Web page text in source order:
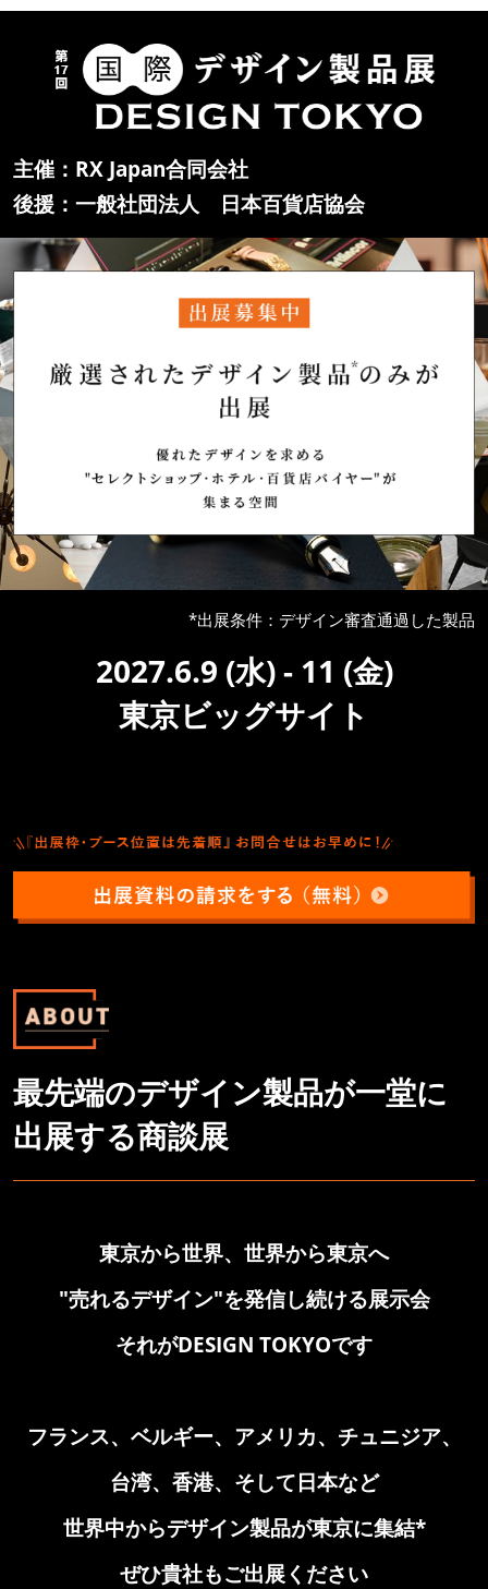
主催：RX Japan合同会社
後援：一般社団法人 日本百貨店協会
*出展条件：デザイン審査通過した製品
2027.6.9 (水) - 11 (金)
東京ビッグサイト
最先端のデザイン製品が一堂に
出展する商談展
東京から世界、世界から東京へ
"売れるデザイン"を発信し続ける展示会
それがDESIGN TOKYOです
フランス、ベルギー、アメリカ、チュニジア、
台湾、香港、そして日本など
世界中からデザイン製品が東京に集結*
ぜひ貴社もご出展ください